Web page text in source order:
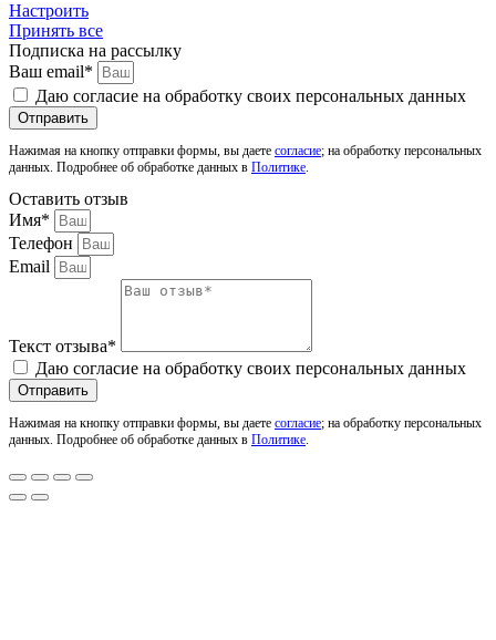
Настроить
Принять все
Подписка на рассылку
Ваш email*
Даю согласие на обработку своих персональных данных
Отправить
Нажимая на кнопку отправки формы, вы даете согласие; на обработку персональных
данных. Подробнее об обработке данных в Политике.
Оставить отзыв
Имя*
Телефон
Email
Текст отзыва*
Даю согласие на обработку своих персональных данных
Отправить
Нажимая на кнопку отправки формы, вы даете согласие; на обработку персональных
данных. Подробнее об обработке данных в Политике.